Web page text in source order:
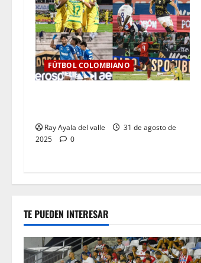
FÚTBOL COLOMBIANO
Ray Ayala del valle
31 de agosto de
2025
0
TE PUEDEN INTERESAR